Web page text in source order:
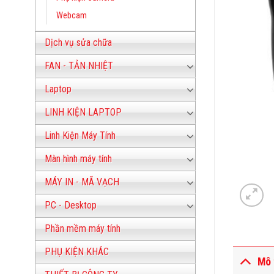
Webcam
Dịch vụ sửa chữa
FAN - TẢN NHIỆT
Laptop
LINH KIỆN LAPTOP
Linh Kiện Máy Tính
Màn hình máy tính
MÁY IN - MÃ VẠCH
PC - Desktop
Phần mềm máy tính
PHỤ KIỆN KHÁC
Mô